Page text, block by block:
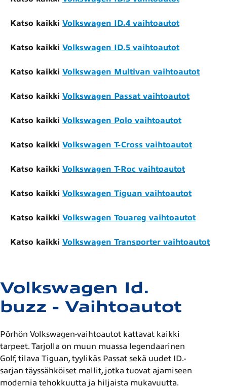
Volkswagen Id.
buzz - Vaihtoautot
Pörhön Volkswagen-vaihtoautot kattavat kaikki
tarpeet. Tarjolla on muun muassa legendaarinen
Golf, tilava Tiguan, tyylikäs Passat sekä uudet ID.-
sarjan täyssähköiset mallit, jotka tuovat ajamiseen
modernia tehokkuutta ja hiljaista mukavuutta.
Katso kaikki Volkswagen ID.4 vaihtoautot
Katso kaikki Volkswagen ID.5 vaihtoautot
Katso kaikki Volkswagen Multivan vaihtoautot
Katso kaikki Volkswagen Passat vaihtoautot
Katso kaikki Volkswagen Polo vaihtoautot
Katso kaikki Volkswagen T-Cross vaihtoautot
Katso kaikki Volkswagen T-Roc vaihtoautot
Katso kaikki Volkswagen Tiguan vaihtoautot
Katso kaikki Volkswagen Touareg vaihtoautot
Katso kaikki Volkswagen Transporter vaihtoautot